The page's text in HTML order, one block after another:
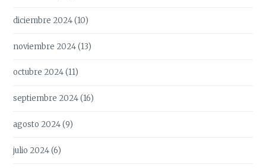
diciembre 2024(10)
noviembre 2024(13)
octubre 2024(11)
septiembre 2024(16)
agosto 2024(9)
julio 2024(6)